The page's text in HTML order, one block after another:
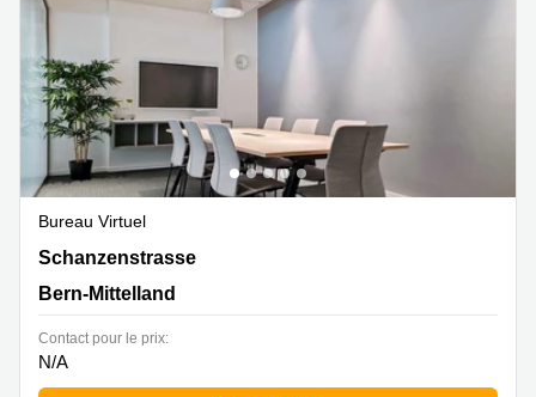
Bureau Virtuel
Schanzenstrasse 4a, Bern-Mittelland
Schanzenstrasse
Bern-Mittelland
Contact pour le prix:
N/A